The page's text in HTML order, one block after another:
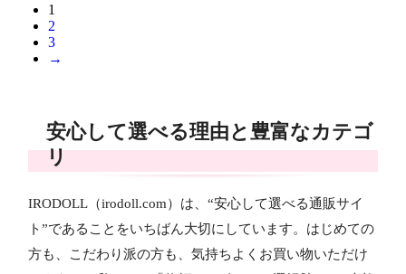
1
2
3
→
安心して選べる理由と豊富なカテゴ
リ
IRODOLL（irodoll.com）は、“安心して選べる通販サイ
ト”であることをいちばん大切にしています。はじめての
方も、こだわり派の方も、気持ちよくお買い物いただけ